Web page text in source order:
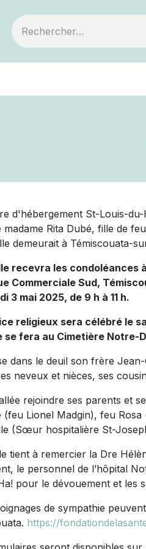
d'hébergement St-Louis-du-
madame Rita Dubé, fille de
demeurait à Témiscouata-
recevra les condoléances
Commerciale Sud,
3 mai 2025, de 9 h à 11 h.
religieux sera célébré le
se fera au Cimetière Notre-
dans le deuil son frère
neveux et nièces, ses
rejoindre ses parents et
(feu Lionel Madgin), feu
(Sœur hospitalière St-
tient à remercier la Dre
le personnel de l’hôpital
pour le dévouement et les
de sympathie
https://